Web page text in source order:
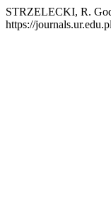
STRZELECKI, R.
https://